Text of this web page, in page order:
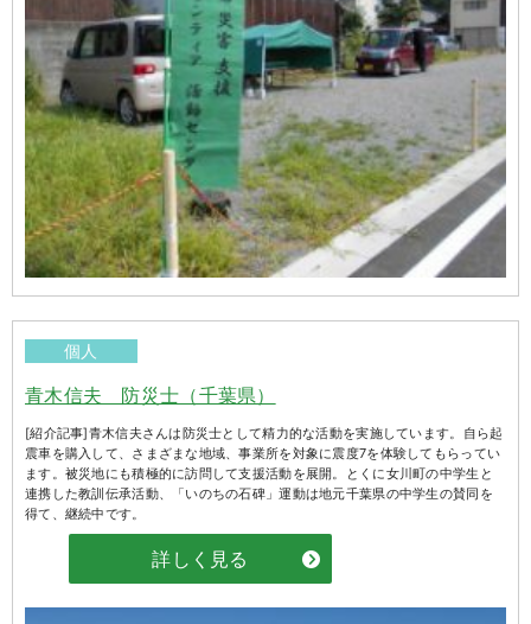
個人
青木信夫 防災士（千葉県）
[紹介記事]青木信夫さんは防災士として精力的な活動を実施しています。自ら起
震車を購入して、さまざまな地域、事業所を対象に震度7を体験してもらってい
ます。被災地にも積極的に訪問して支援活動を展開。とくに女川町の中学生と
連携した教訓伝承活動、「いのちの石碑」運動は地元千葉県の中学生の賛同を
得て、継続中です。
詳しく見る